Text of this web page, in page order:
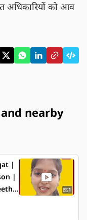
अधिकारियों को आव
nearby
|
|
1